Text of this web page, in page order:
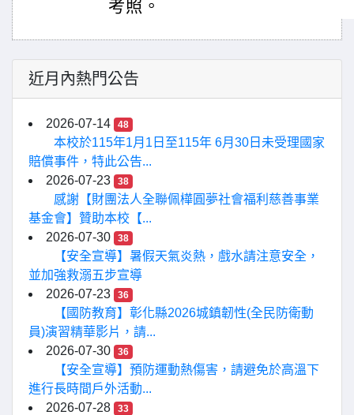
考照。
近月內熱門公告
2026-07-14 48
本校於115年1月1日至115年 6月30日未受理國家
賠償事件，特此公告...
2026-07-23
38
感謝【財團法人全聯佩樺圓夢社會福利慈善事業
基金會】贊助本校【...
2026-07-30
38
【安全宣導】暑假天氣炎熱，戲水請注意安全，
並加強救溺五步宣導
2026-07-23
36
【國防教育】彰化縣2026城鎮韌性(全民防衛動
員)演習精華影片，請...
2026-07-30
36
【安全宣導】預防運動熱傷害，請避免於高溫下
進行長時間戶外活動...
2026-07-28
33